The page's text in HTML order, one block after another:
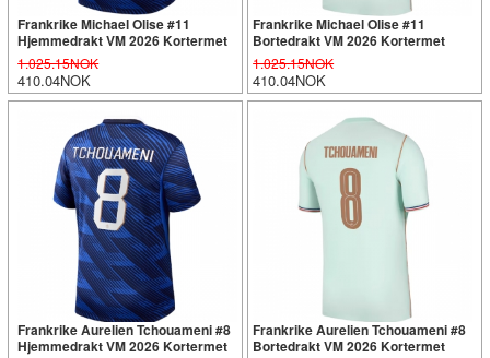
Frankrike Michael Olise #11
Hjemmedrakt VM 2026 Kortermet
1.025.15NOK
410.04NOK
Frankrike Michael Olise #11
Bortedrakt VM 2026 Kortermet
1.025.15NOK
410.04NOK
Frankrike Aurelien Tchouameni #8
Hjemmedrakt VM 2026 Kortermet
Frankrike Aurelien Tchouameni #8
Bortedrakt VM 2026 Kortermet